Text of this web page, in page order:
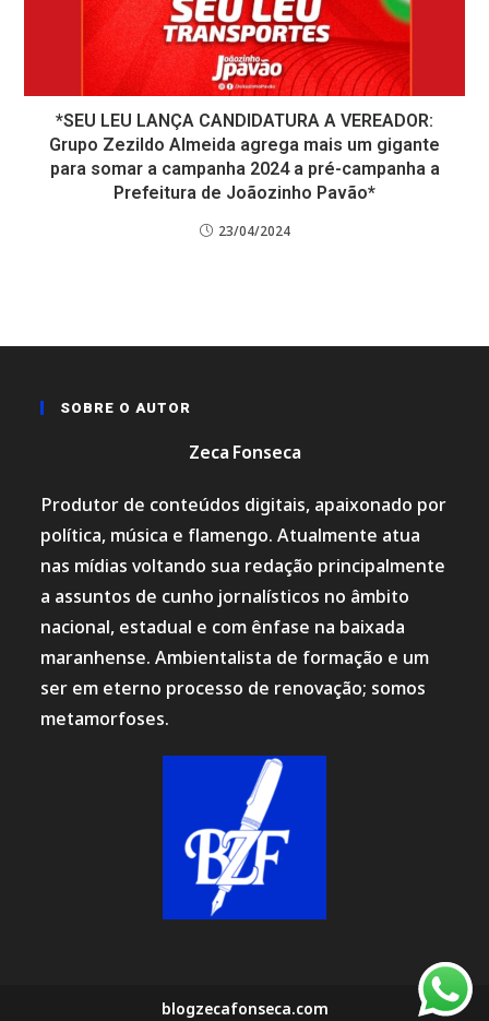
*SEU LEU LANÇA CANDIDATURA A VEREADOR:
Grupo Zezildo Almeida agrega mais um gigante
para somar a campanha 2024 a pré-campanha a
Prefeitura de Joãozinho Pavão*
23/04/2024
SOBRE O AUTOR
Zeca Fonseca
Produtor de conteúdos digitais, apaixonado por
política, música e flamengo. Atualmente atua
nas mídias voltando sua redação principalmente
a assuntos de cunho jornalísticos no âmbito
nacional, estadual e com ênfase na baixada
maranhense. Ambientalista de formação e um
ser em eterno processo de renovação; somos
metamorfoses.
blogzecafonseca.com